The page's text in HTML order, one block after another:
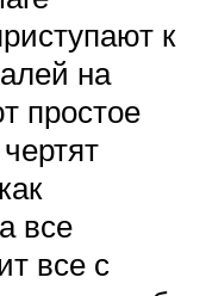
к
на
простое
все
все с